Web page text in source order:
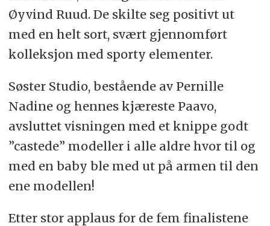
Øyvind Ruud. De skilte seg positivt ut
med en helt sort, svært gjennomført
kolleksjon med sporty elementer.
Søster Studio, bestående av Pernille
Nadine og hennes kjæreste Paavo,
avsluttet visningen med et knippe godt
”castede” modeller i alle aldre hvor til og
med en baby ble med ut på armen til den
ene modellen!
Etter stor applaus for de fem finalistene